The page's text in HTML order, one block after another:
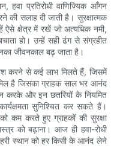
हवा प्रतिरोधी वाणिज्यिक आँगन
की सलाह दी जाती है। सुरक्षात्मक
ऐसे क्षेत्र में रखें जो अत्यधिक नमी,
हो। उन्हें सही ढंग से संग्रहीत
जीवनकाल बढ़ जाता है।
करने से कई लाभ मिलते हैं, जिसमें
है जिसका ग्राहक साल भर आनंद
करके और इन छतरियों के नियमित
सुनिश्चित कर सकते हैं।
कम करते हुए ग्राहकों की सुरक्षा
को बढ़ाना। आज ही हवा-रोधी
स्थान को हर किसी के आनंद लेने